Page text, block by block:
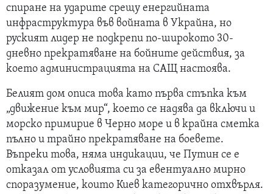
спиране на ударите срещу енергийната
инфраструктура във войната в Украйна, но
руският лидер не подкрепи по-широкото 30-
дневно прекратяване на бойните действия, за
което администрацията на САЩ настоява.
Белият дом описа това като първа стъпка към
„движение към мир“, което се надява да включи и
морско примирие в Черно море и в крайна сметка
пълно и трайно прекратяване на боевете.
Въпреки това, няма индикации, че Путин се е
отказал от условията си за евентуално мирно
споразумение, които Киев категорично отхвърля.